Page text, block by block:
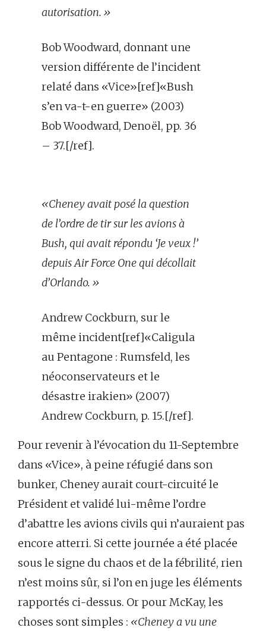
autorisation.»
Bob Woodward, donnant une
version différente de l’incident
relaté dans «Vice»[ref]«Bush
s’en va-t-en guerre» (2003)
Bob Woodward, Denoël, pp. 36
– 37.[/ref].
«Cheney avait posé la question
de l’ordre de tir sur les avions à
Bush, qui avait répondu ‘Je veux !’
depuis Air Force One qui décollait
d’Orlando.»
Andrew Cockburn, sur le
même incident[ref]«Caligula
au Pentagone : Rumsfeld, les
néoconservateurs et le
désastre irakien» (2007)
Andrew Cockburn, p. 15.[/ref].
Pour revenir à l’évocation du 11-Septembre
dans «Vice», à peine réfugié dans son
bunker, Cheney aurait court-circuité le
Président et validé lui-même l’ordre
d’abattre les avions civils qui n’auraient pas
encore atterri. Si cette journée a été placée
sous le signe du chaos et de la fébrilité, rien
n’est moins sûr, si l’on en juge les éléments
rapportés ci-dessus. Or pour McKay, les
choses sont simples : «Cheney a vu une